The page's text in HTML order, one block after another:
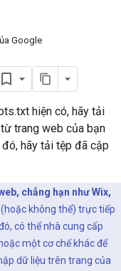
Google
hiện có, hãy tải
trang web của bạn
hãy tải tệp đã cập
chẳng hạn như Wix,
không thể) trực tiếp
có thể nhà cung cấp
một cơ chế khác để
dữ liệu trên trang của